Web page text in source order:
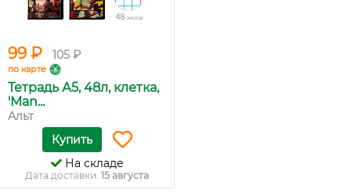
99 ₽ 105 ₽
по карте
Тетрадь А5, 48л, клетка,
'Man...
Альт
Купить
На складе
Дата доставки: 15 августа